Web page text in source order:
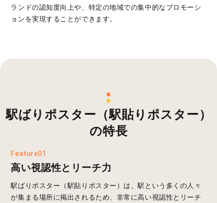
ランドの認知度向上や、特定の地域での集中的なプロモーシ
ョンを実現することができます。
駅ばりポスター（駅貼りポスター）
の特長
Feature01
高い視認性とリーチ力
駅ばりポスター（駅貼りポスター）は、駅という多くの人々
が集まる場所に掲出されるため、非常に高い視認性とリーチ